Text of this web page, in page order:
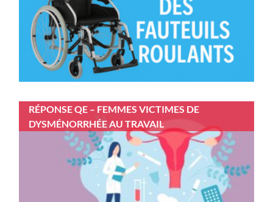
RÉPONSE QE – FEMMES VICTIMES DE
DYSMÉNORRHÉE AU TRAVAIL